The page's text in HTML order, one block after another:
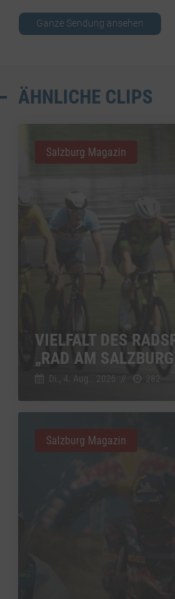
Ganze Sendung ansehen
ÄHNLICHE CLIPS
VIELFALT DES
„RAD AM
Di., 4. Aug.. 2026 // 282
Salzburg Magazin
Salzburg Magazin